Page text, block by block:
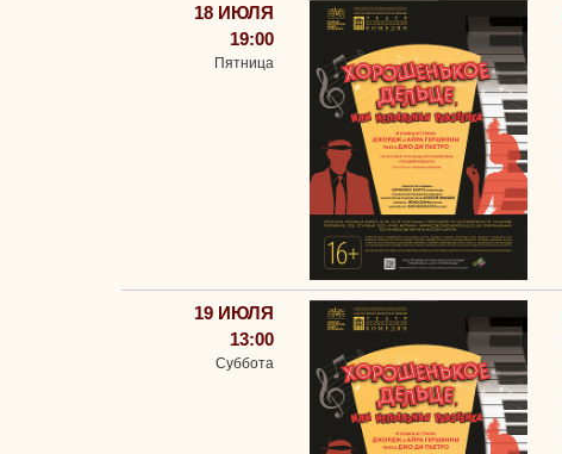
18 ИЮЛЯ
19:00
Пятница
19 ИЮЛЯ
13:00
Суббота